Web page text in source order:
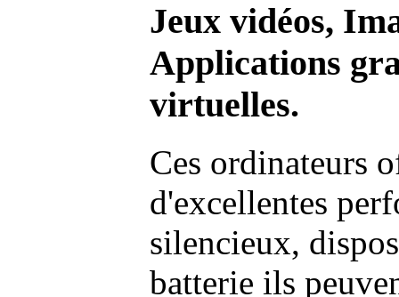
Jeux vidéos,
Applications
virtuelles.
Ces ordinateurs
d'excellentes
silencieux,
batterie ils